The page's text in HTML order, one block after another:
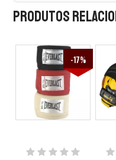
Produtos
-17%